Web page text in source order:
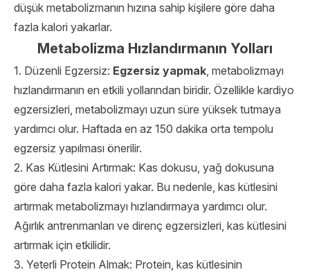
düşük metabolizmanın hızına sahip kişilere göre daha
fazla kalori yakarlar.
Metabolizma Hızlandırmanın Yolları
1. Düzenli Egzersiz: Egzersiz yapmak, metabolizmayı
hızlandırmanın en etkili yollarından biridir. Özellikle kardiyo
egzersizleri, metabolizmayı uzun süre yüksek tutmaya
yardımcı olur. Haftada en az 150 dakika orta tempolu
egzersiz yapılması önerilir.
2. Kas Kütlesini Artırmak: Kas dokusu, yağ dokusuna
göre daha fazla kalori yakar. Bu nedenle, kas kütlesini
artırmak metabolizmayı hızlandırmaya yardımcı olur.
Ağırlık antrenmanları ve direnç egzersizleri, kas kütlesini
artırmak için etkilidir.
3. Yeterli Protein Almak: Protein, kas kütlesinin